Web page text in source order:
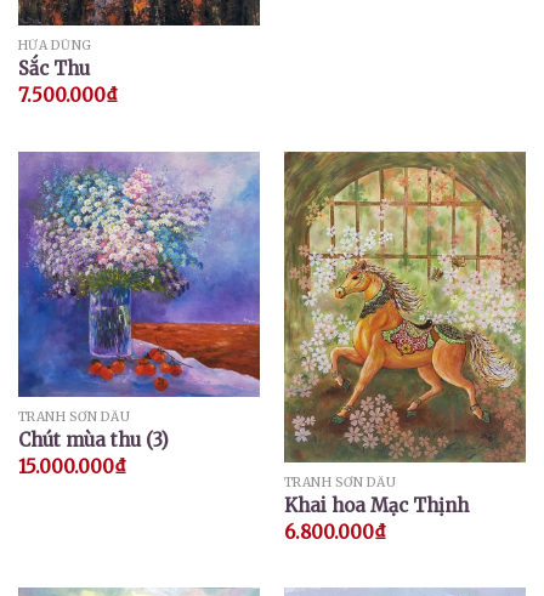
HỨA DŨNG
Sắc Thu
7.500.000₫
TRANH SƠN DẦU
Chút mùa thu (3)
15.000.000₫
TRANH SƠN DẦU
Khai hoa Mạc Thịnh
6.800.000₫